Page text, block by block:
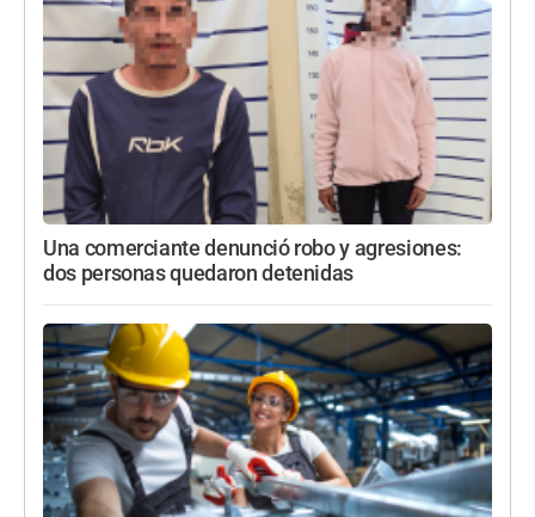
Una comerciante denunció robo y agresiones:
dos personas quedaron detenidas